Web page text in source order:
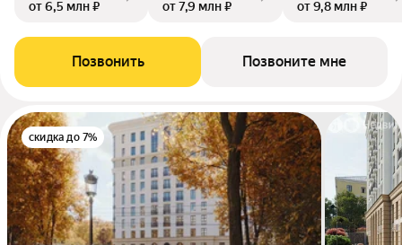
от 6,5 млн ₽
от 7,9 млн ₽
от 9,8 млн ₽
Позвонить Позвоните мне
скидка до 7%